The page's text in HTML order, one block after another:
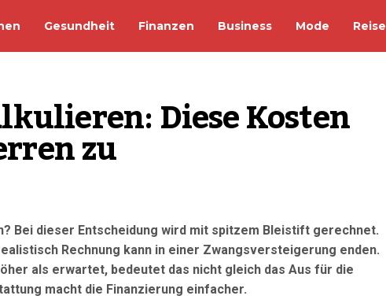
Gesundheit Finanzen Business Mode Reise
Diese Kosten
zu
Bei dieser Entscheidung wird mit spitzem Bleistift gerechnet.
Rechnung kann in einer Zwangsversteigerung enden.
als erwartet, bedeutet das nicht gleich das Aus für die
macht die Finanzierung einfacher.